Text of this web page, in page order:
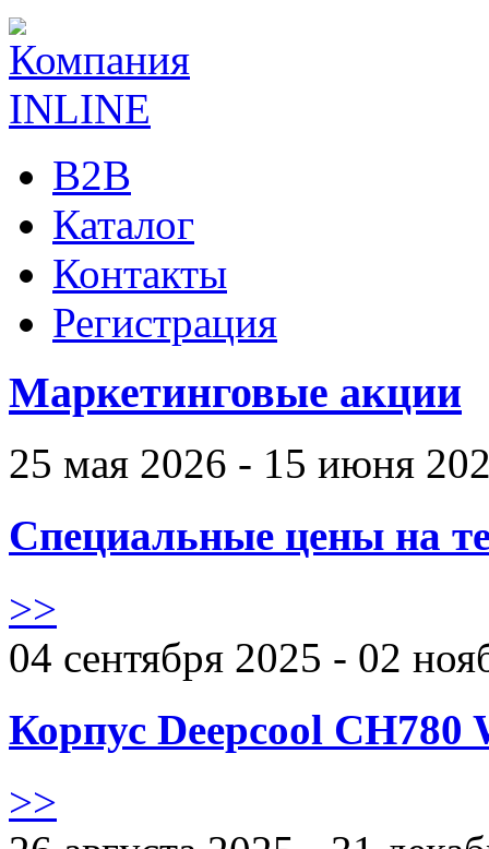
B2B
Каталог
Контакты
Регистрация
Маркетинговые акции
25 мая 2026 - 15 июня
Специальные цены на
>>
04 сентября 2025 - 02
Корпус Deepcool CH780
>>